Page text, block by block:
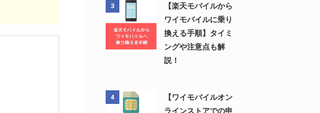
3
【楽天モバイルから
ワイモバイルに乗り
換える手順】タイミ
ングや注意点も解
説！
4
【ワイモバイルオン
ラインストアでの申